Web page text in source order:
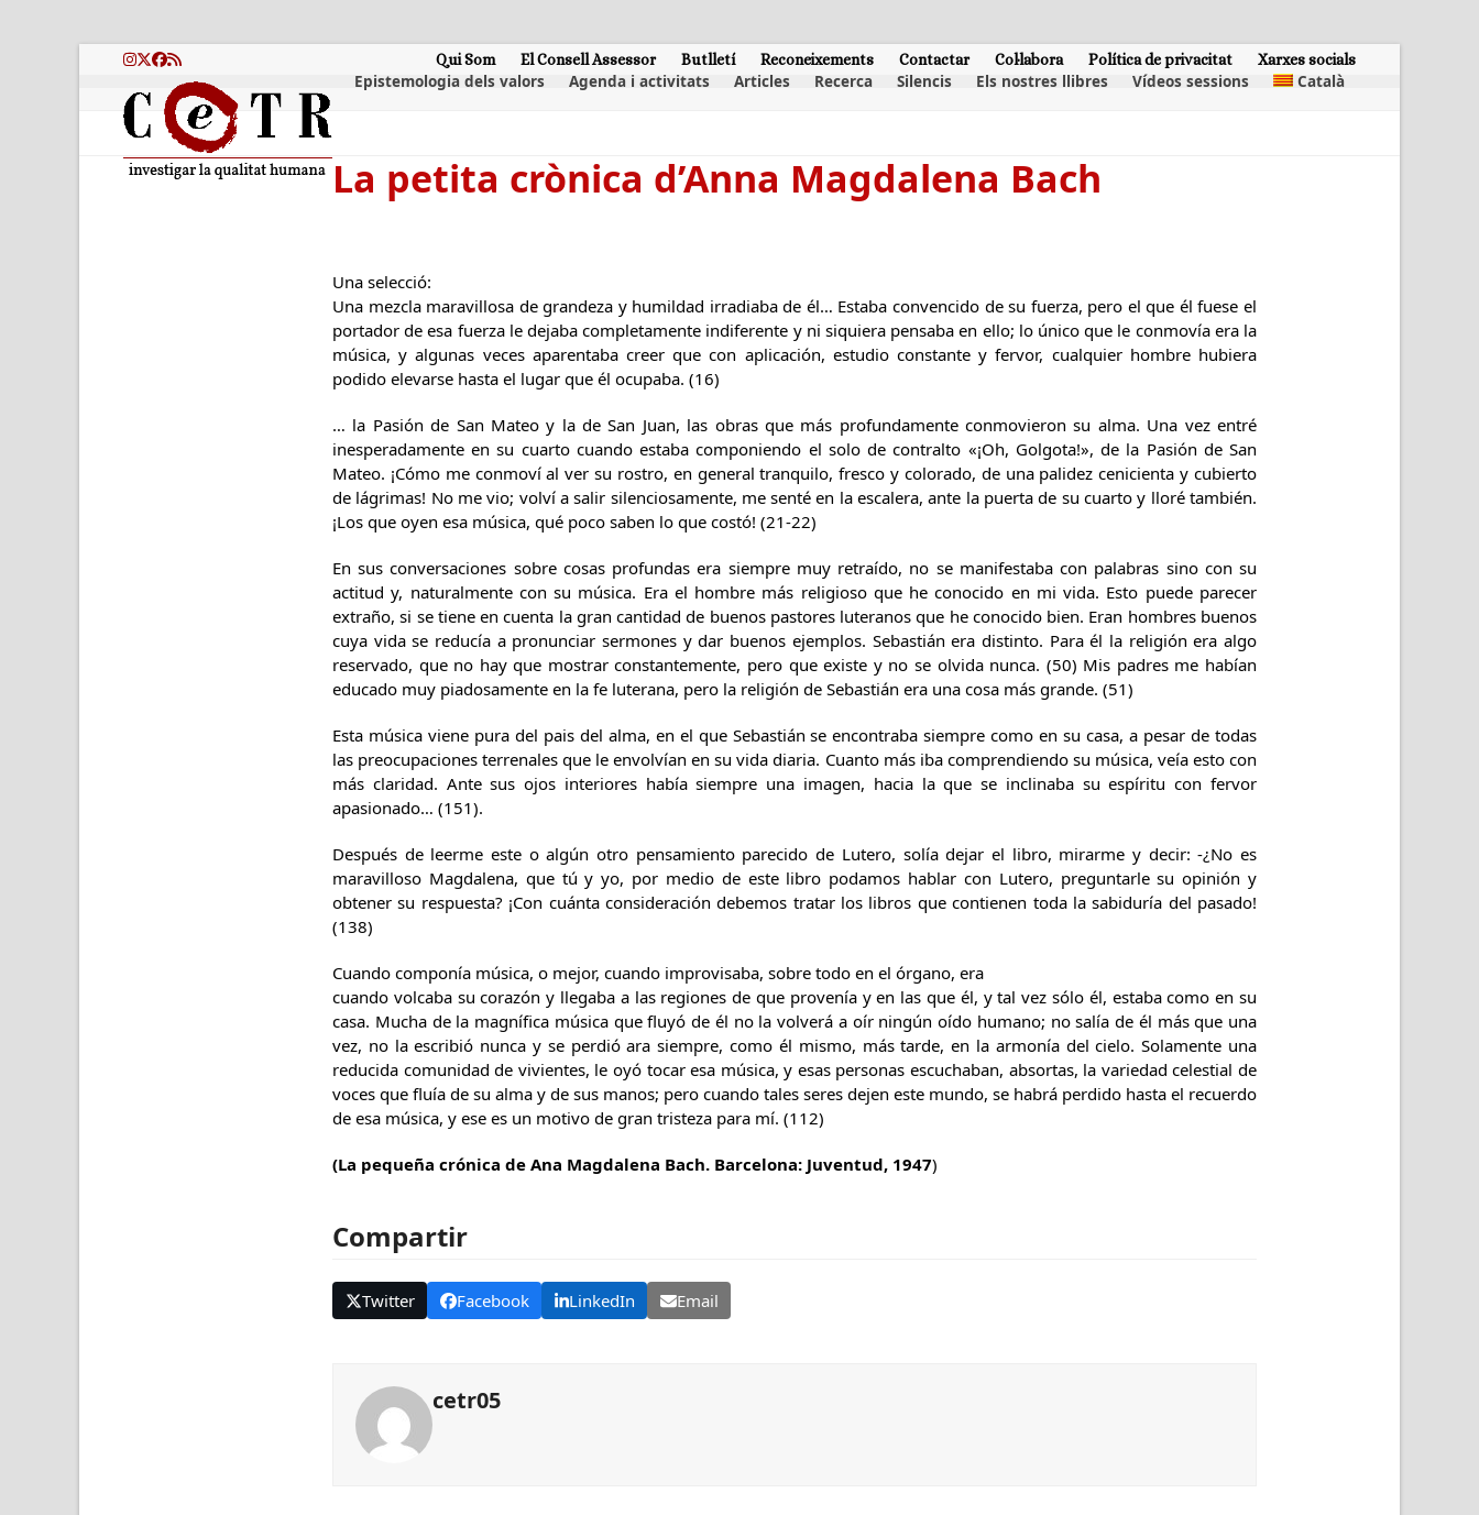
Instagram
Twitter
Facebook
RSS Qui Som El Consell Assessor Butlletí Reconeixements Contactar Col·labora Política de privacitat Xarxes socials
Epistemologia dels valors Agenda i activitats Articles Recerca Silencis Els nostres llibres Vídeos sessions Català
La petita crònica d’Anna Magdalena Bach
Una selecció:
Una mezcla maravillosa de grandeza y humildad irradiaba de él… Estaba convencido de su fuerza, pero el que él fuese el
portador de esa fuerza le dejaba completamente indiferente y ni siquiera pensaba en ello; lo único que le conmovía era la
música, y algunas veces aparentaba creer que con aplicación, estudio constante y fervor, cualquier hombre hubiera
podido elevarse hasta el lugar que él ocupaba. (16)
… la Pasión de San Mateo y la de San Juan, las obras que más profundamente conmovieron su alma. Una vez entré
inesperadamente en su cuarto cuando estaba componiendo el solo de contralto «¡Oh, Golgota!», de la Pasión de San
Mateo. ¡Cómo me conmoví al ver su rostro, en general tranquilo, fresco y colorado, de una palidez cenicienta y cubierto
de lágrimas! No me vio; volví a salir silenciosamente, me senté en la escalera, ante la puerta de su cuarto y lloré también.
¡Los que oyen esa música, qué poco saben lo que costó! (21-22)
En sus conversaciones sobre cosas profundas era siempre muy retraído, no se manifestaba con palabras sino con su
actitud y, naturalmente con su música. Era el hombre más religioso que he conocido en mi vida. Esto puede parecer
extraño, si se tiene en cuenta la gran cantidad de buenos pastores luteranos que he conocido bien. Eran hombres buenos
cuya vida se reducía a pronunciar sermones y dar buenos ejemplos. Sebastián era distinto. Para él la religión era algo
reservado, que no hay que mostrar constantemente, pero que existe y no se olvida nunca. (50) Mis padres me habían
educado muy piadosamente en la fe luterana, pero la religión de Sebastián era una cosa más grande. (51)
Esta música viene pura del pais del alma, en el que Sebastián se encontraba siempre como en su casa, a pesar de todas
las preocupaciones terrenales que le envolvían en su vida diaria. Cuanto más iba comprendiendo su música, veía esto con
más claridad. Ante sus ojos interiores había siempre una imagen, hacia la que se inclinaba su espíritu con fervor
apasionado… (151).
Después de leerme este o algún otro pensamiento parecido de Lutero, solía dejar el libro, mirarme y decir: -¿No es
maravilloso Magdalena, que tú y yo, por medio de este libro podamos hablar con Lutero, preguntarle su opinión y
obtener su respuesta? ¡Con cuánta consideración debemos tratar los libros que contienen toda la sabiduría del pasado!
(138)
Cuando componía música, o mejor, cuando improvisaba, sobre todo en el órgano, era
cuando volcaba su corazón y llegaba a las regiones de que provenía y en las que él, y tal vez sólo él, estaba como en su
casa. Mucha de la magnífica música que fluyó de él no la volverá a oír ningún oído humano; no salía de él más que una
vez, no la escribió nunca y se perdió ara siempre, como él mismo, más tarde, en la armonía del cielo. Solamente una
reducida comunidad de vivientes, le oyó tocar esa música, y esas personas escuchaban, absortas, la variedad celestial de
voces que fluía de su alma y de sus manos; pero cuando tales seres dejen este mundo, se habrá perdido hasta el recuerdo
de esa música, y ese es un motivo de gran tristeza para mí. (112)
(La pequeña crónica de Ana Magdalena Bach. Barcelona: Juventud, 1947)
Compartir
Twitter Facebook LinkedIn Email
cetr05